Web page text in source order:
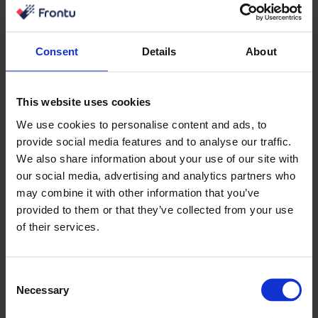
Consent Details About
This website uses cookies
We use cookies to personalise content and ads, to
provide social media features and to analyse our traffic.
We also share information about your use of our site with
our social media, advertising and analytics partners who
may combine it with other information that you’ve
provided to them or that they’ve collected from your use
of their services.
Selection
Necessary
Integrationer öppnar upp för ytterligare möjligheter till
integrera Frontu i ditt arbetsflöde